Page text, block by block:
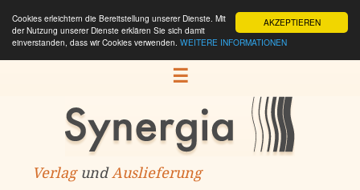
AKZEPTIEREN
Cookies erleichtern die Bereitstellung unserer Dienste. Mit
der Nutzung unserer Dienste erklären Sie sich damit
einverstanden, dass wir Cookies verwenden. WEITERE INFORMATIONEN
☰
VerlagundAuslieferung